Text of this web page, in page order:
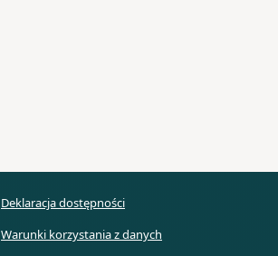
Deklaracja dostępności
Warunki korzystania z danych